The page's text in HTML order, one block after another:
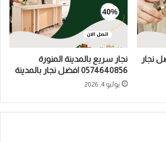
افضل نجار
نجار سريع بالمدينة المنورة
0574640856 افضل نجار بالمدينة
يوليو 4, 2026